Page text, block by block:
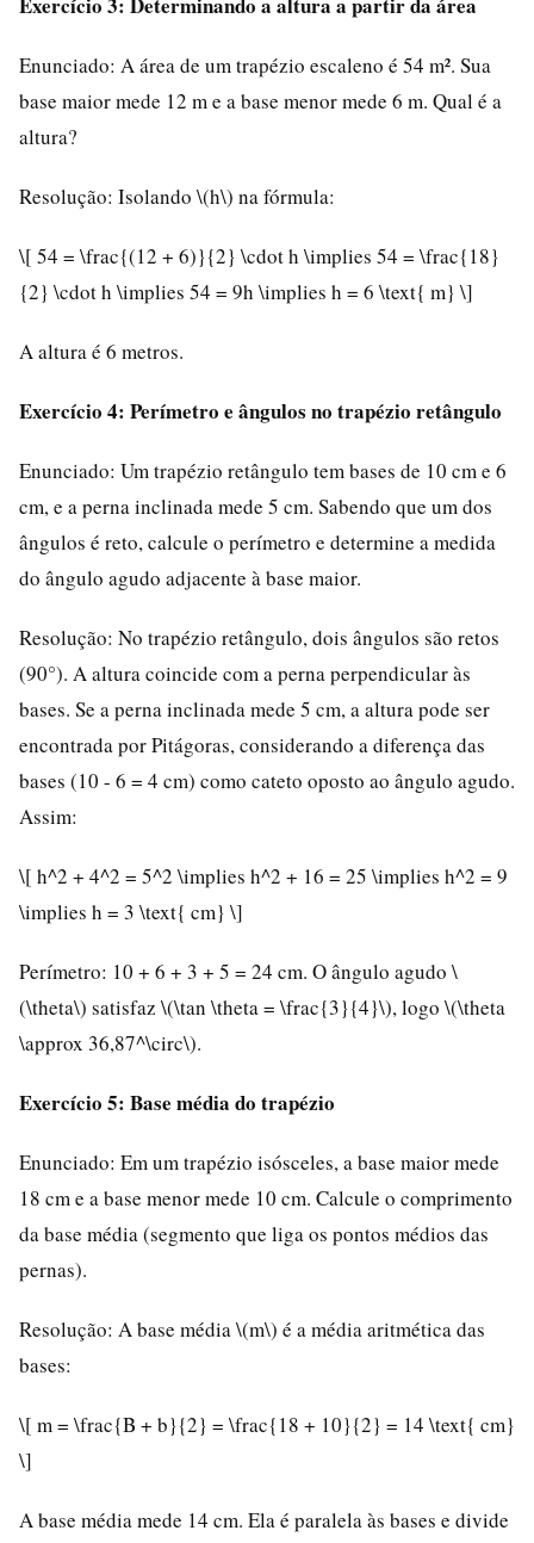
Enunciado: A área de um trapézio escaleno é 54 m². Sua
base maior mede 12 m e a base menor mede 6 m. Qual é a
altura?
Resolução: Isolando \(h\) na fórmula:
\[ 54 = \frac{(12 + 6)}{2} \cdot h \implies 54 = \frac{18}
{2} \cdot h \implies 54 = 9h \implies h = 6 \text{ m} \]
A altura é 6 metros.
Exercício 4: Perímetro e ângulos no trapézio retângulo
Enunciado: Um trapézio retângulo tem bases de 10 cm e 6
cm, e a perna inclinada mede 5 cm. Sabendo que um dos
ângulos é reto, calcule o perímetro e determine a medida
do ângulo agudo adjacente à base maior.
Resolução: No trapézio retângulo, dois ângulos são retos
(90°). A altura coincide com a perna perpendicular às
bases. Se a perna inclinada mede 5 cm, a altura pode ser
encontrada por Pitágoras, considerando a diferença das
bases (10 - 6 = 4 cm) como cateto oposto ao ângulo agudo.
Assim:
\[ h^2 + 4^2 = 5^2 \implies h^2 + 16 = 25 \implies h^2 = 9
\implies h = 3 \text{ cm} \]
Perímetro: 10 + 6 + 3 + 5 = 24 cm. O ângulo agudo \
(\theta\) satisfaz \(\tan \theta = \frac{3}{4}\), logo \(\theta
\approx 36,87^\circ\).
Exercício 5: Base média do trapézio
Enunciado: Em um trapézio isósceles, a base maior mede
18 cm e a base menor mede 10 cm. Calcule o comprimento
da base média (segmento que liga os pontos médios das
pernas).
Resolução: A base média \(m\) é a média aritmética das
bases:
\[ m = \frac{B + b}{2} = \frac{18 + 10}{2} = 14 \text{ cm}
\]
A base média mede 14 cm. Ela é paralela às bases e divide